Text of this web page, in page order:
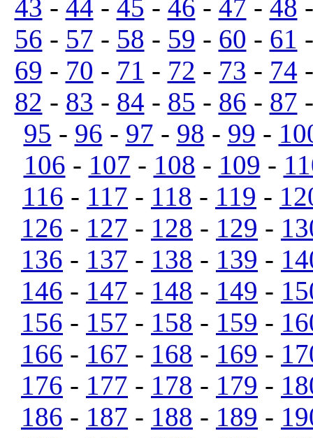
43 - 44 - 45 - 46 - 47 - 48
56 - 57 - 58 - 59 - 60 - 61
69 - 70 - 71 - 72 - 73 - 74
82 - 83 - 84 - 85 - 86 - 87
95 - 96 - 97 - 98 - 99 -
106 - 107 - 108 - 109 -
116 - 117 - 118 - 119 -
126 - 127 - 128 - 129 -
136 - 137 - 138 - 139 -
146 - 147 - 148 - 149 -
156 - 157 - 158 - 159 -
166 - 167 - 168 - 169 -
176 - 177 - 178 - 179 -
186 - 187 - 188 - 189 -